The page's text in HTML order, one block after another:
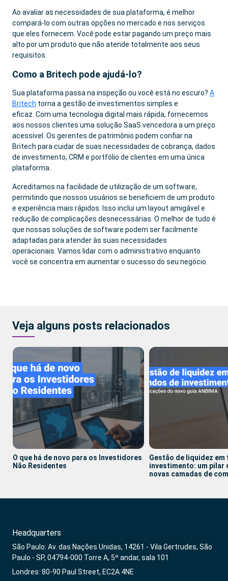
Ao avaliar as necessidades de sua plataforma, é melhor
compará-lo com outras opções no mercado e nos serviços
que eles fornecem. Você pode estar pagando um preço mais
alto por um produto que não atende totalmente aos seus
requisitos.
Como a Britech pode ajudá-lo?
Sua plataforma passa na inspeção ou você está no escuro? A
Britech torna a gestão de investimentos simples e
eficaz. Com uma tecnologia digital mais rápida, fornecemos
aos nossos clientes uma solução SaaS vencedora a um preço
acessível. Os gerentes de patrimônio podem confiar na
Britech para cuidar de suas necessidades de cobrança, dados
de investimento, CRM e portfólio de clientes em uma única
plataforma.
Acreditamos na facilidade de utilização de um software,
permitindo que nossos usuários se beneficiem de um produto
e experiência mais rápidos. Isso inclui um layout amigável e
redução de complicações desnecessárias. O melhor de tudo é
que nossas soluções de software podem ser facilmente
adaptadas para atender às suas necessidades
operacionais. Vamos lidar com o administrativo enquanto
você se concentra em aumentar o sucesso do seu negócio.
Veja alguns posts relacionados
O que há de novo para os Investidores
Não Residentes
Gestão de liquidez em
investimento: um pilar
novas camadas de
Headquarters
São Paulo: Av. das Nações Unidas, 14261 - Vila Gertrudes, São
Paulo - SP, 04794-000 Torre A, 5º andar, sala 101
Londres: 80-90 Paul Street, EC2A 4NE